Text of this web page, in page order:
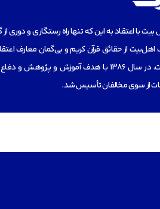
با اعتقاد به این که تنها راه رستگاری و دوری
اهل‌بیت از حقائق قرآن کریم و بی‌گمان معارف
ائمه معصومان است، در سال 1386 با هدف آموزش و
از سوی مخالفان تأسیس شد.